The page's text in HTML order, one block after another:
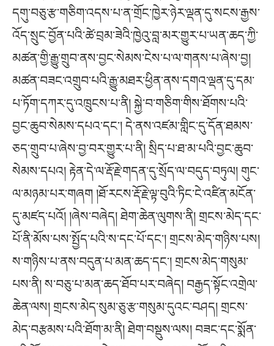
དགུ་བཅུ་རྩ་གཅིག་འདས་པ་ན་གྲོང་ཁྱེར་ཉེར་ལྡན་དུ་སངས་རྒྱས་
འོད་སྲུང་བྱོན་པའི་ཚེ་བྲམ་ཟེའི་ཁྱེའུ་བླ་མར་གྱུར་པ་ཡན་ཆད་ཀྱི་
མཚན་གྱི་རྒྱུ་གྲུབ་ནས་བྱང་སེམས་ངེས་པ་ལ་གནས་པ་ཞེས་བྱ།
མཚན་བཟང་འགྲུབ་པའི་རྒྱུ་མཐར་ཕྱིན་ནས་དགའ་ལྡན་དུ་དམ་
པ་ཏོག་དཀར་དུ་འཁྲུངས་པ་ནི། སྐྱེ་བ་གཅིག་གིས་ཐོགས་པའི་
བྱང་ཆུབ་སེམས་དཔའ་དང་། དེ་ནས་འཛམ་གླིང་དུ་དོན་ཐམས་
ཅད་གྲུབ་པ་ཞེས་བྱ་བར་གྱུར་པ་ནི། སྲིད་པ་ཐ་མ་པའི་བྱང་ཆུབ་
སེམས་དཔའ། རྟེན་དེ་ལ་རྡོ་རྗེ་གདན་དུ་སྲོད་ལ་བདུད་བཏུལ། གུང་
ལ་མཉམ་པར་གཞག །ཐོ་རངས་རྡོ་རྗེ་ལྟ་བུའི་ཏིང་ངེ་འཛིན་མངོན་
དུ་མཛད་པའོ། །ཞེས་བཞེད། ཐེག་ཆེན་ལུགས་ནི། གྲངས་མེད་དང་
པོ་ནི་མོས་པས་སྤྱོད་པའི་ས་དང་པོ་དང་། གྲངས་མེད་གཉིས་པས།
ས་གཉིས་པ་ནས་བདུན་པ་མན་ཆད་དང་། གྲངས་མེད་གསུམ་
པས་ནི། ས་བཅུ་པ་མན་ཆད་ཐོབ་པར་བཞེད། བརྒྱད་སྟོང་འགྲེལ་
ཆེན་ལས། གྲངས་མེད་སུམ་ཅུ་རྩ་གསུམ་དུའང་བཤད། གྲངས་
མེད་བརྩམས་པའི་ཐོག་མ་ནི། ཐེག་བསྡུས་ལས། བཟང་དང་སྨོན་